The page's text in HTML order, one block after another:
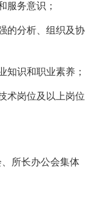
服务意识；
的分析、组织及协
知识和职业素养；
术岗位及以上岗位
所长办公会集体